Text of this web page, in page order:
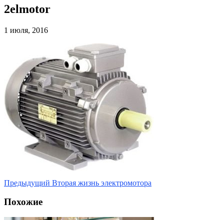
2elmotor
1 июля, 2016
Предыдущий Вторая жизнь электромотора
Похожие